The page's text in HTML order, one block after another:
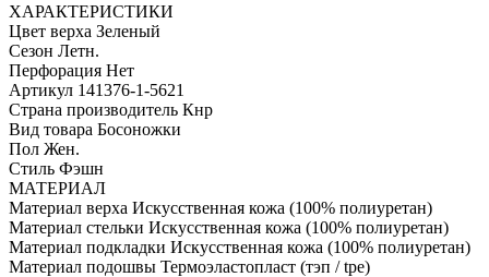
ХАРАКТЕРИСТИКИ
Цвет верха Зеленый
Сезон Летн.
Перфорация Нет
Артикул 141376-1-5621
Страна производитель Кнр
Вид товара Босоножки
Пол Жен.
Стиль Фэшн
МАТЕРИАЛ
Материал верха Искусственная кожа (100% полиуретан)
Материал стельки Искусственная кожа (100% полиуретан)
Материал подкладки Искусственная кожа (100% полиуретан)
Материал подошвы Термоэластопласт (тэп / tpe)